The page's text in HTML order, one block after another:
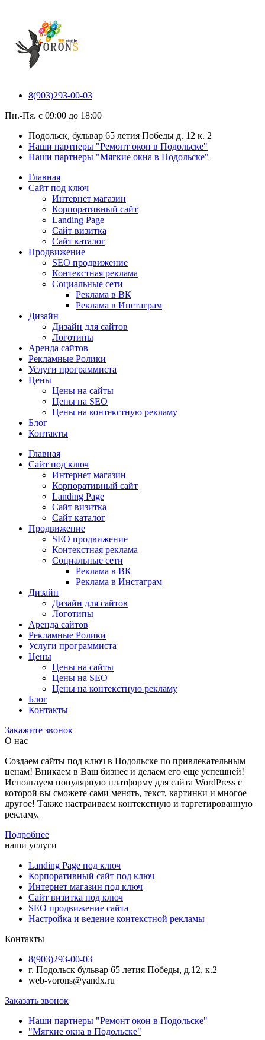
8(903)293-00-03
Пн.-Пя. с 09:00 до 18:00
Подольск, бульвар 65 летия Победы д. 12 к. 2
Наши партнеры "Ремонт окон в Подольске"
Наши партнеры "Мягкие окна в Подольске"
Главная
Сайт под ключ
Интернет магазин
Корпоративный сайт
Landing Page
Сайт визитка
Сайт каталог
Продвижение
SEO продвижение
Контекстная реклама
Социальные сети
Реклама в ВК
Реклама в Инстаграм
Дизайн
Дизайн для сайтов
Логотипы
Аренда сайтов
Рекламные Ролики
Услуги программиста
Цены
Цены на сайты
Цены на SEO
Цены на контекстную рекламу
Блог
Контакты
Главная
Сайт под ключ
Интернет магазин
Корпоративный сайт
Landing Page
Сайт визитка
Сайт каталог
Продвижение
SEO продвижение
Контекстная реклама
Социальные сети
Реклама в ВК
Реклама в Инстаграм
Дизайн
Дизайн для сайтов
Логотипы
Аренда сайтов
Рекламные Ролики
Услуги программиста
Цены
Цены на сайты
Цены на SEO
Цены на контекстную рекламу
Блог
Контакты
Закажите звонок
О нас
Создаем сайты под ключ в Подольске по привлекательным
ценам! Вникаем в Ваш бизнес и делаем его еще успешней!
Используем популярную платформу для сайта WordPress с
которой вы сможете сами менять, текст, картинки и многое
другое! Также настраиваем контекстную и таргетированную
рекламу.
Подробнее
наши услуги
Landing Page под ключ
Корпоративный сайт под ключ
Интернет магазин под ключ
Сайт визитка под ключ
SEO продвижение сайта
Настройка и ведение контекстной рекламы
Контакты
8(903)293-00-03
г. Подольск бульвар 65 летия Победы, д.12, к.2
web-vorons@yandx.ru
Заказать звонок
Наши партнеры "Ремонт окон в Подольске"
"Мягкие окна в Подольске"